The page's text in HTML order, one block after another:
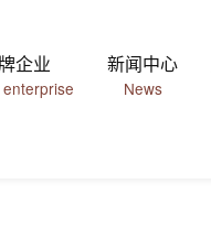
企业 新闻中心
News